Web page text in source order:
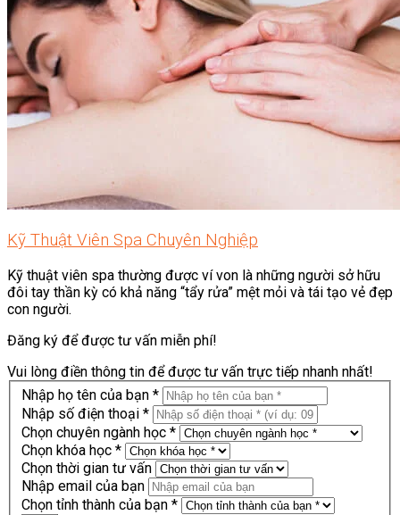
Kỹ Thuật Viên Spa Chuyên Nghiệp
Kỹ thuật viên spa thường được ví von là những người sở hữu
đôi tay thần kỳ có khả năng “tẩy rửa” mệt mỏi và tái tạo vẻ đẹp
con người.
Đăng ký để được tư vấn miễn phí!
Vui lòng điền thông tin để được tư vấn trực tiếp nhanh nhất!
Nhập họ tên của bạn *
Nhập số điện thoại *
Chọn chuyên ngành học *
Chọn khóa học *
Chọn thời gian tư vấn
Nhập email của bạn
Chọn tỉnh thành của bạn *